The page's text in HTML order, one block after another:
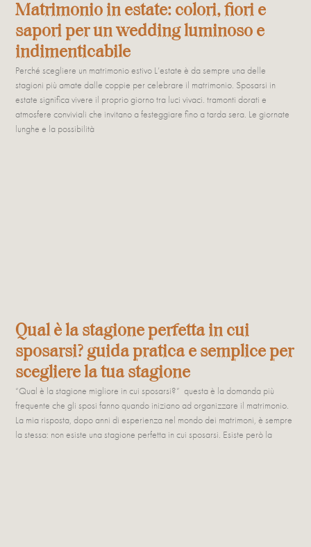
Matrimonio in estate: colori, fiori e
sapori per un wedding luminoso e
indimenticabile
Perché scegliere un matrimonio estivo L’estate è da sempre una delle
stagioni più amate dalle coppie per celebrare il matrimonio. Sposarsi in
estate significa vivere il proprio giorno tra luci vivaci. tramonti dorati e
atmosfere conviviali che invitano a festeggiare fino a tarda sera. Le giornate
lunghe e la possibilità
Qual è la stagione perfetta in cui
sposarsi? guida pratica e semplice per
scegliere la tua stagione
“Qual è la stagione migliore in cui sposarsi?” questa è la domanda più
frequente che gli sposi fanno quando iniziano ad organizzare il matrimonio.
La mia risposta, dopo anni di esperienza nel mondo dei matrimoni, è sempre
la stessa: non esiste una stagione perfetta in cui sposarsi. Esiste però la